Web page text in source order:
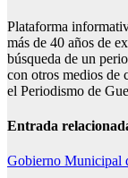
Plataforma
más de 40 años de
búsqueda de un
con otros medios de
el Periodismo de
Entrada
Gobierno Municipal